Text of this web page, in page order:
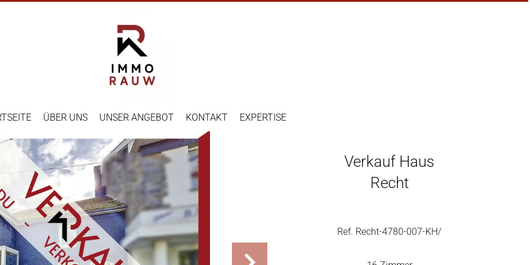
ÜBER UNS UNSER ANGEBOT KONTAKT EXPERTISE
Verkauf Haus
Recht
Ref. Recht-4780-007-KH/